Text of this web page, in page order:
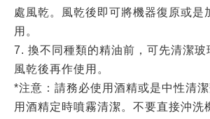
處風乾。風乾後即可將機器復原或是
用。
7. 換不同種類的精油前，可先清潔玻
風乾後再作使用。
*注意：請務必使用酒精或是中性清
用酒精定時噴霧清潔。不要直接沖洗